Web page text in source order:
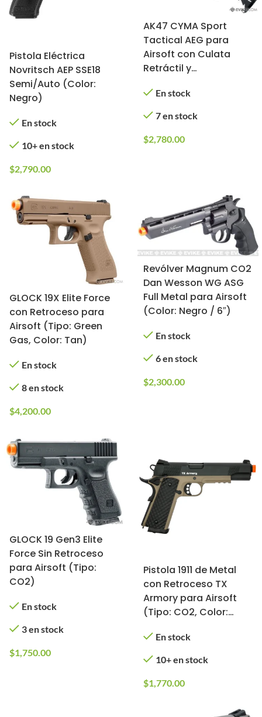
Pistola Eléctrica
Novritsch AEP SSE18
Semi/Auto (Color:
Negro)
En stock
10+ en stock
$2,790.00
AK47 CYMA Sport
Tactical AEG para
Airsoft con Culata
Retráctil y
En stock
7 en stock
$2,780.00
GLOCK 19X Elite Force
con Retroceso para
Airsoft (Tipo: Green
Gas, Color: Tan)
En stock
8 en stock
$4,200.00
Revólver Magnum CO2
Dan Wesson WG ASG
Full Metal para Airsoft
(Color: Negro / 6″)
En stock
6 en stock
$2,300.00
GLOCK 19 Gen3 Elite
Force Sin Retroceso
para Airsoft (Tipo:
CO2)
En stock
3 en stock
$1,750.00
Pistola 1911 de Metal
con Retroceso TX
Armory para Airsoft
(Tipo: CO2, Color:
En stock
10+ en stock
$1,770.00